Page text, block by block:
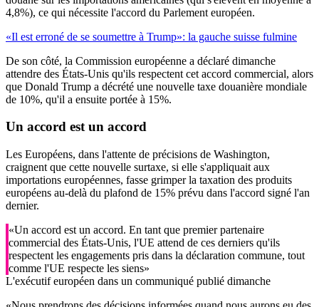
4,8%), ce qui nécessite l'accord du Parlement européen.
«Il est erroné de se soumettre à Trump»: la gauche suisse fulmine
De son côté, la Commission européenne a déclaré dimanche
attendre des États-Unis qu'ils respectent cet accord commercial, alors
que Donald Trump a décrété une nouvelle taxe douanière mondiale
de 10%, qu'il a ensuite portée à 15%.
Un accord est un accord
Les Européens, dans l'attente de précisions de Washington,
craignent que cette nouvelle surtaxe, si elle s'appliquait aux
importations européennes, fasse grimper la taxation des produits
européens au-delà du plafond de 15% prévu dans l'accord signé l'an
dernier.
«Un accord est un accord. En tant que premier partenaire
commercial des États-Unis, l'UE attend de ces derniers qu'ils
respectent les engagements pris dans la déclaration commune, tout
comme l'UE respecte les siens»
L'exécutif européen dans un communiqué publié dimanche